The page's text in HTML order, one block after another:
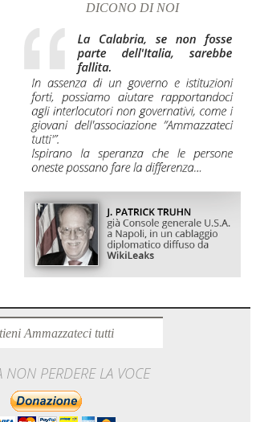
DICONO DI NOI
Ammazzateci tutti
NON PERDERE LA VOCE